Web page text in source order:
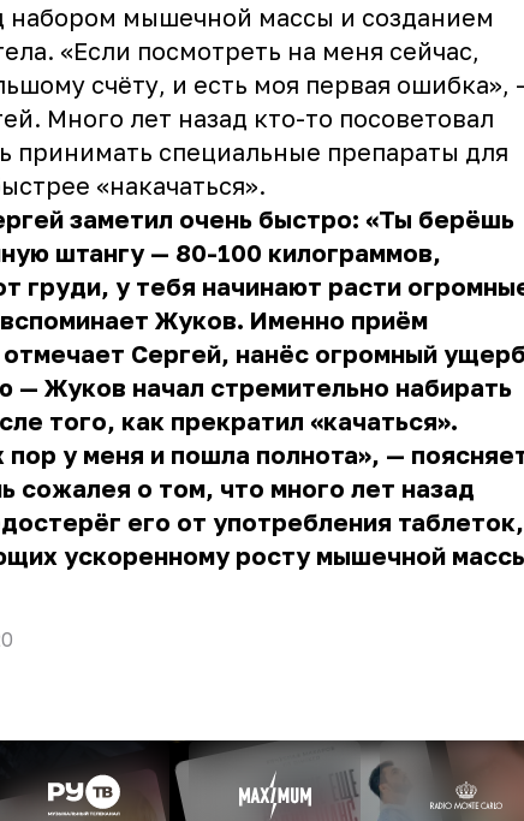
набором мышечной массы и созданием
«Если посмотреть на меня сейчас,
счёту, и есть моя первая ошибка»,
Много лет назад кто-то посоветовал
принимать специальные препараты для
«накачаться».
заметил очень быстро: «Ты берёшь
штангу — 80-100 килограммов,
груди, у тебя начинают расти
Жуков. Именно приём
Сергей, нанёс огромный ущерб
— Жуков начал стремительно набирать
того, как прекратил «качаться».
пор у меня и пошла полнота», —
сожалея о том, что много лет назад
его от употребления таблеток,
ускоренному росту мышечной